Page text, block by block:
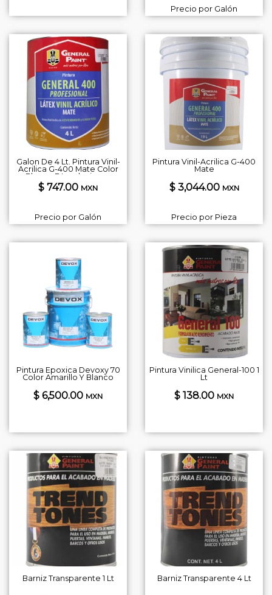
Precio por Galón
Galon De 4 Lt. Pintura Vinil-
Acrilica G-400 Mate Color
Blanco E Igualaciones
$ 747.00 MXN
Precio por Galón
Pintura Vinil-Acrilica G-400
Mate
$ 3,044.00 MXN
Precio por Pieza
Pintura Epoxica Devoxy 70
Color Amarillo Y Blanco
$ 6,500.00 MXN
Pintura Vinilica General-100 1
Lt
$ 138.00 MXN
Barniz Transparente 1 Lt Barniz Transparente 4 Lt